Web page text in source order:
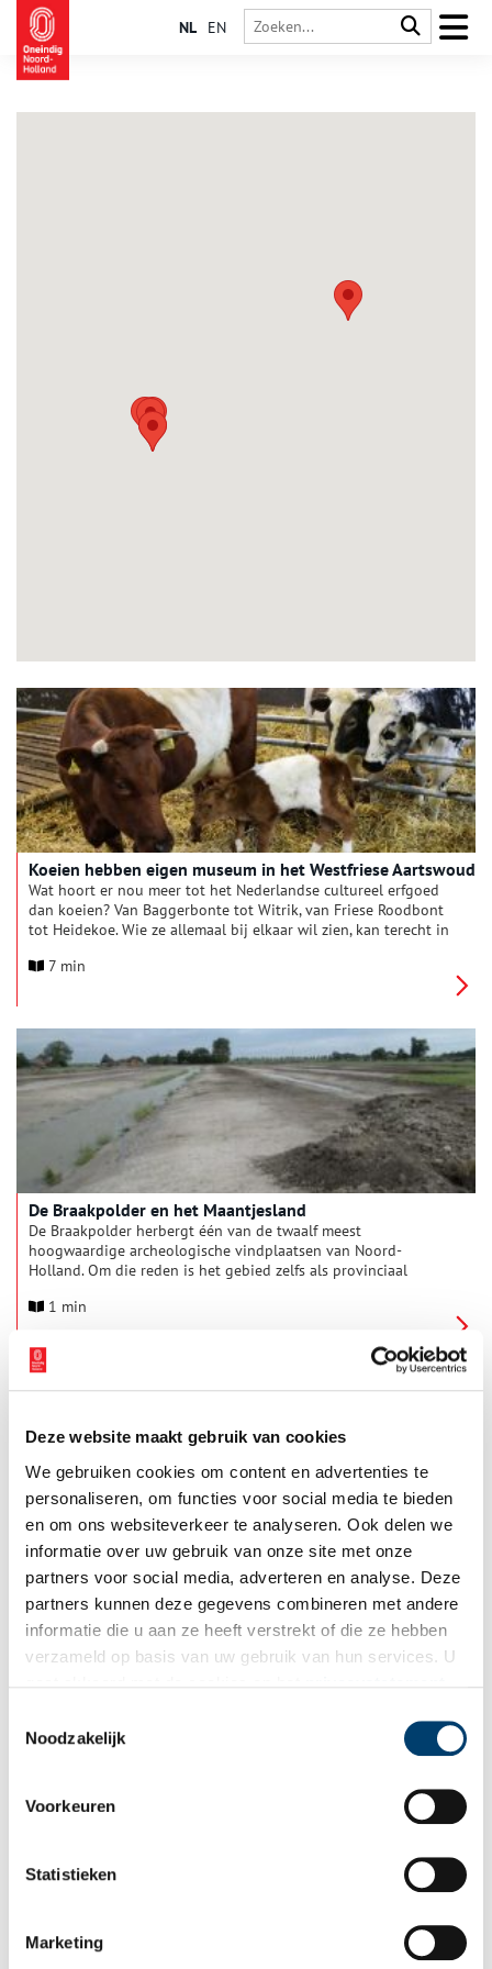
Deze website maakt gebruik van cookies
We gebruiken cookies om content en advertenties te
personaliseren, om functies voor social media te bieden
en om ons websiteverkeer te analyseren. Ook delen we
informatie over uw gebruik van onze site met onze
partners voor social media, adverteren en analyse. Deze
partners kunnen deze gegevens combineren met andere
informatie die u aan ze heeft verstrekt of die ze hebben
verzameld op basis van uw gebruik van hun services. U
Noodzakelijk
Voorkeuren
Statistieken
Marketing
NL EN
Aartswoud
Koeien hebben eigen museum in het Westfriese Aartswoud
Wat hoort er nou meer tot het Nederlandse cultureel erfgoed
dan koeien? Van Baggerbonte tot Witrik, van Friese Roodbont
tot Heidekoe. Wie ze allemaal bij elkaar wil zien, kan terecht in
7 min
De Braakpolder en het Maantjesland
De Braakpolder herbergt één van de twaalf meest
hoogwaardige archeologische vindplaatsen van Noord-
Holland. Om die reden is het gebied zelfs als provinciaal
Maantjesland.
1 min
#Achterdeschermen: de restauratie van een
enkelgrafbeker uit Aartswoud
Deze beker uit Aartswoud staat symbool voor de
enkelgrafcultuur. De relatie met Cees de steentijdman (c.a.
2.500 VC) is dan ook snel gelegd, en terecht! Het is zelfs heel
goed mogelijk dat Cees deze beker ooit heeft vastgehouden.
3 min
lang door Nederland. Hij verbleef twee weken in Noord-
Holland, en reisde helemaal tot aan Texel. Nederland maakte